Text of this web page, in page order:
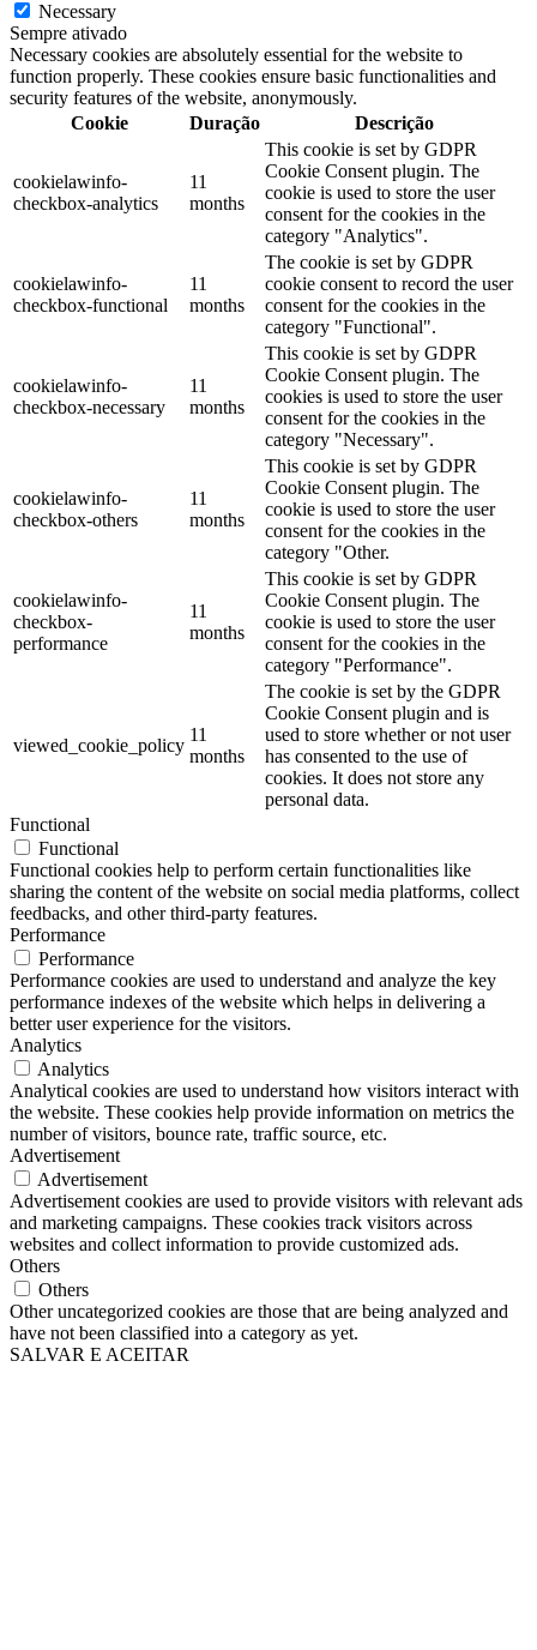
Necessary
Sempre ativado
Necessary cookies are absolutely essential for the website to
function properly. These cookies ensure basic functionalities and
security features of the website, anonymously.
Cookie
Duração Descrição
cookielawinfo-
checkbox-analytics
11
months
This cookie is set by GDPR
Cookie Consent plugin. The
cookie is used to store the user
consent for the cookies in the
category "Analytics".
cookielawinfo-
checkbox-functional
11
months
The cookie is set by GDPR
cookie consent to record the user
consent for the cookies in the
category "Functional".
cookielawinfo-
checkbox-necessary
11
months
This cookie is set by GDPR
Cookie Consent plugin. The
cookies is used to store the user
consent for the cookies in the
category "Necessary".
cookielawinfo-
checkbox-others
11
months
This cookie is set by GDPR
Cookie Consent plugin. The
cookie is used to store the user
consent for the cookies in the
category "Other.
cookielawinfo-
checkbox-
performance
11
months
This cookie is set by GDPR
Cookie Consent plugin. The
cookie is used to store the user
consent for the cookies in the
category "Performance".
viewed_cookie_policy
11
months
The cookie is set by the GDPR
Cookie Consent plugin and is
used to store whether or not user
has consented to the use of
cookies. It does not store any
personal data.
Functional
Functional
Functional cookies help to perform certain functionalities like
sharing the content of the website on social media platforms, collect
feedbacks, and other third-party features.
Performance
Performance
Performance cookies are used to understand and analyze the key
performance indexes of the website which helps in delivering a
better user experience for the visitors.
Analytics
Analytics
Analytical cookies are used to understand how visitors interact with
the website. These cookies help provide information on metrics the
number of visitors, bounce rate, traffic source, etc.
Advertisement
Advertisement
Advertisement cookies are used to provide visitors with relevant ads
and marketing campaigns. These cookies track visitors across
websites and collect information to provide customized ads.
Others
Others
Other uncategorized cookies are those that are being analyzed and
have not been classified into a category as yet.
SALVAR E ACEITAR